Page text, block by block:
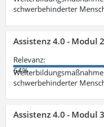
schwerbehinderter
Assistenz 4.0 - Modul
Relevanz:
64%
schwerbehinderter
Assistenz 4.0 - Modul 3